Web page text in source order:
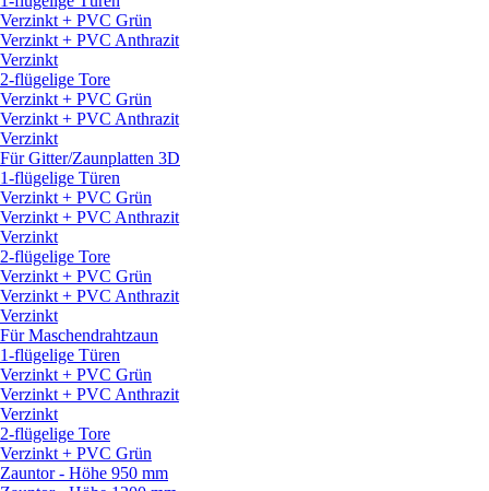
Verzinkt + PVC Grün
Verzinkt + PVC Anthrazit
Verzinkt
2-flügelige Tore
Verzinkt + PVC Grün
Verzinkt + PVC Anthrazit
Verzinkt
Für Gitter/Zaunplatten 3D
1-flügelige Türen
Verzinkt + PVC Grün
Verzinkt + PVC Anthrazit
Verzinkt
2-flügelige Tore
Verzinkt + PVC Grün
Verzinkt + PVC Anthrazit
Verzinkt
Für Maschendrahtzaun
1-flügelige Türen
Verzinkt + PVC Grün
Verzinkt + PVC Anthrazit
Verzinkt
2-flügelige Tore
Verzinkt + PVC Grün
Zauntor - Höhe 950 mm